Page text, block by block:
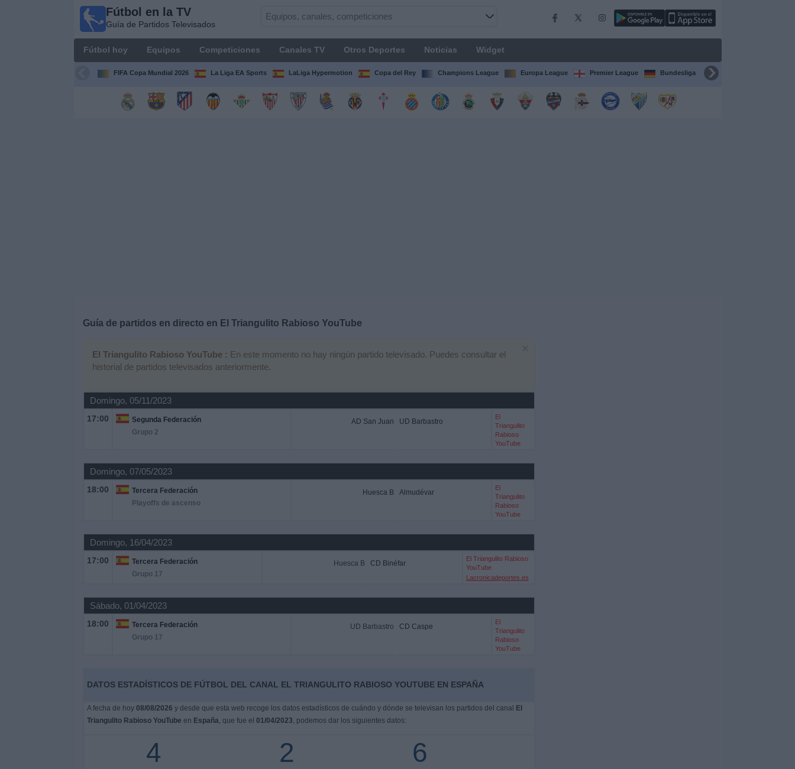
Fútbol en la TV
Guía de Partidos Televisados
Fútbol hoy Equipos Competiciones Canales TV Otros Deportes Noticias Widget
FIFA Copa Mundial 2026 La Liga EA Sports LaLiga Hypermotion Copa del Rey Champions League Europa League Premier League Bundesliga Supercopa de España
Guía de partidos en directo en El Triangulito Rabioso YouTube
El Triangulito Rabioso YouTube : En este momento no hay ningún partido televisado. Puedes consultar el
historial de partidos televisados anteriormente.
Domingo, 05/11/2023
17:00
Segunda Federación
Grupo 2
AD San Juan UD Barbastro
El
Triangulito
Rabioso
YouTube
Domingo, 07/05/2023
18:00
Tercera Federación
Playoffs de ascenso
Huesca B Almudévar
El
Triangulito
Rabioso
YouTube
Domingo, 16/04/2023
17:00
Tercera Federación
Grupo 17
Huesca B CD Binéfar
El Triangulito Rabioso
YouTube
Lacronicadeportes.es
Sábado, 01/04/2023
18:00
Tercera Federación
Grupo 17
UD Barbastro CD Caspe
El
Triangulito
Rabioso
YouTube
DATOS ESTADÍSTICOS DE FÚTBOL DEL CANAL EL TRIANGULITO RABIOSO YOUTUBE EN ESPAÑA
A fecha de hoy 08/08/2026 y desde que esta web recoge los datos estadísticos de cuándo y dónde se televisan los partidos del canal El
Triangulito Rabioso YouTube en España, que fue el 01/04/2023, podemos dar los siguientes datos:
4 2 6